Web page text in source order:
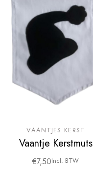
VAANTJES KERST
Vaantje Kerstmuts
€7,50Incl. BTW